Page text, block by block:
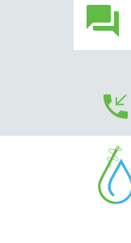
forum
phone_callback